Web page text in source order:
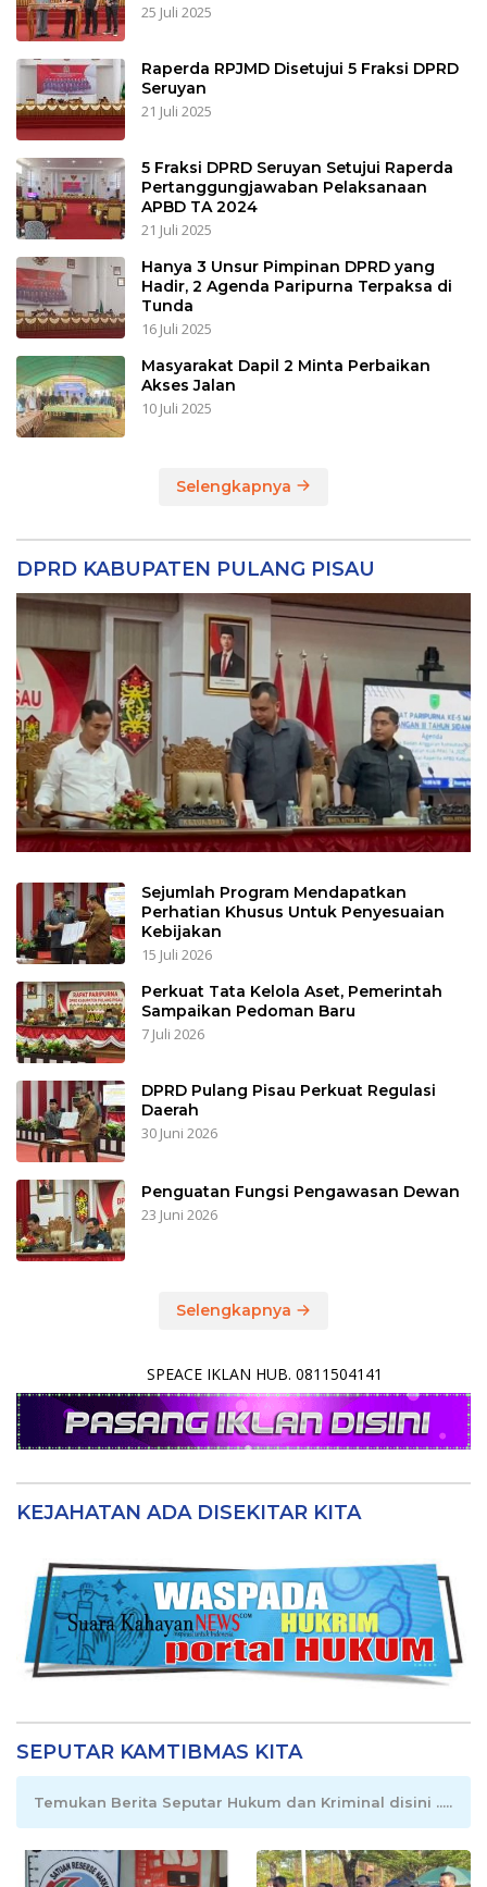
25 Juli 2025
Raperda RPJMD Disetujui 5 Fraksi DPRD
Seruyan
21 Juli 2025
5 Fraksi DPRD Seruyan Setujui Raperda
Pertanggungjawaban Pelaksanaan
APBD TA 2024
21 Juli 2025
Hanya 3 Unsur Pimpinan DPRD yang
Hadir, 2 Agenda Paripurna Terpaksa di
Tunda
16 Juli 2025
Masyarakat Dapil 2 Minta Perbaikan
Akses Jalan
10 Juli 2025
Selengkapnya
DPRD KABUPATEN PULANG PISAU
Sejumlah Program Mendapatkan
Perhatian Khusus Untuk Penyesuaian
Kebijakan
15 Juli 2026
Perkuat Tata Kelola Aset, Pemerintah
Sampaikan Pedoman Baru
7 Juli 2026
DPRD Pulang Pisau Perkuat Regulasi
Daerah
30 Juni 2026
Penguatan Fungsi Pengawasan Dewan
23 Juni 2026
Selengkapnya
SPEACE IKLAN HUB. 0811504141
KEJAHATAN ADA DISEKITAR KITA
SEPUTAR KAMTIBMAS KITA
Temukan Berita Seputar Hukum dan Kriminal disini .....